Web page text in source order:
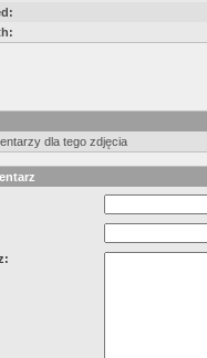
dla tego zdjęcia